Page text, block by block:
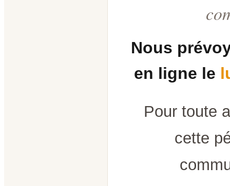
Nous
en ligne le
Pour toute
cette